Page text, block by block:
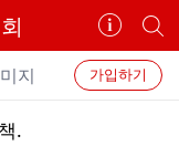
카
페
정
보
개
별
카
페
가입하기
지
.